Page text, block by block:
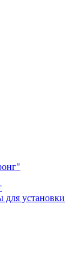
для установки